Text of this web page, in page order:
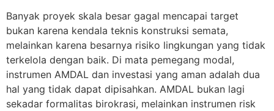
Banyak proyek skala besar gagal mencapai target
bukan karena kendala teknis konstruksi semata,
melainkan karena besarnya risiko lingkungan yang tidak
terkelola dengan baik. Di mata pemegang modal,
instrumen AMDAL dan investasi yang aman adalah dua
hal yang tidak dapat dipisahkan. AMDAL bukan lagi
sekadar formalitas birokrasi, melainkan instrumen risk